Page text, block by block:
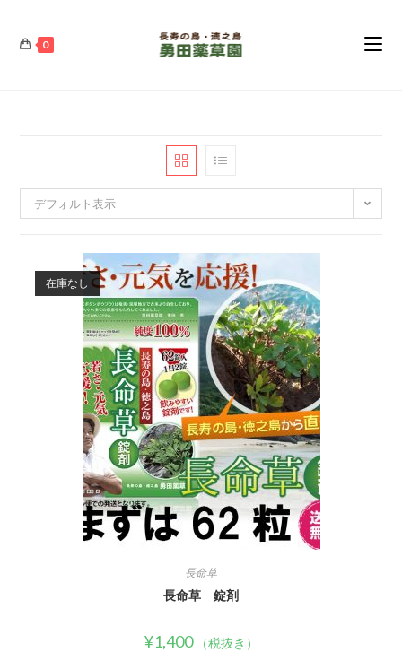
0
デフォルト表示
在庫なし
長命草
長命草 錠剤
¥1,400 （税抜き）